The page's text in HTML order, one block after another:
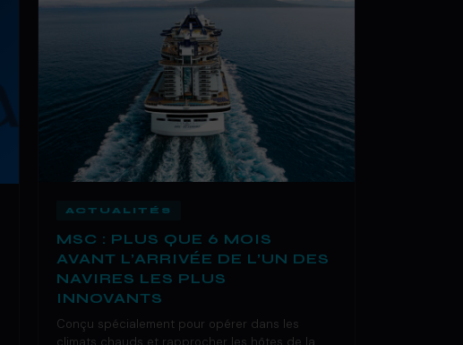
ACTUALITÉS
MSC : PLUS QUE 6 MOIS
AVANT L’ARRIVÉE DE L’UN DES
NAVIRES LES PLUS
INNOVANTS
Conçu spécialement pour opérer dans les
climats chauds et rapprocher les hôtes de la